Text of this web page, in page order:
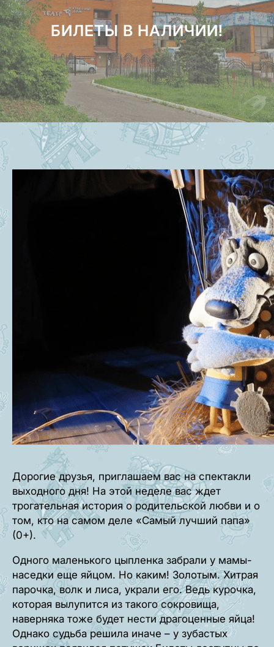
БИЛЕТЫ В НАЛИЧИИ!
Дорогие друзья, приглашаем вас на спектакли
выходного дня! На этой неделе вас ждет
трогательная история о родительской любви и о
том, кто на самом деле «Самый лучший папа»
(0+).
Одного маленького цыпленка забрали у мамы-
наседки еще яйцом. Но каким! Золотым. Хитрая
парочка, волк и лиса, украли его. Ведь курочка,
которая вылупится из такого сокровища,
наверняка тоже будет нести драгоценные яйца!
Однако судьба решила иначе – у зубастых